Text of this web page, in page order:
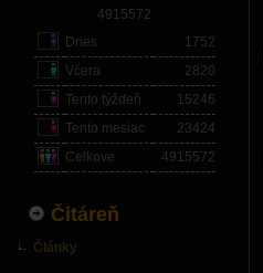
4915572
Dnes
1752
Včera
2820
Tento týždeň
15246
Tento mesiac
23424
Celkove
4915572
Čitáreň
Články